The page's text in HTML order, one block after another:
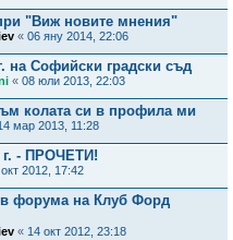
"Виж новите мнения"
« 06 яну 2014, 22:06
на Софийски градски съд
« 08 юли 2013, 22:03
колата си в профила ми
мар 2013, 11:28
г. - ПРОЧЕТИ!
2012, 17:42
форума на Клуб Форд
« 14 окт 2012, 23:18